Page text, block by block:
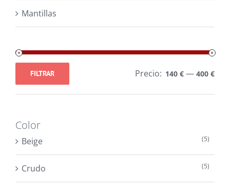
Mantillas
Precio
mínimo
Precio
máximo
FILTRAR Precio: 140 € — 400 €
Color
Beige (5)
Crudo (5)